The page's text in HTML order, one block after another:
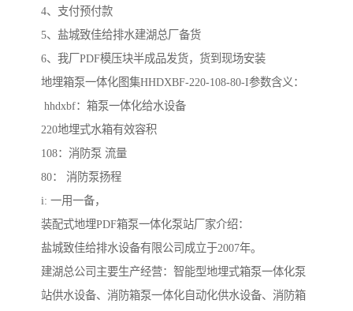
4、支付预付款
5、盐城致佳给排水建湖总厂备货
6、我厂PDF模压块半成品发货，货到现场安装
地埋箱泵一体化图集HHDXBF-220-108-80-I参数含义：
hhdxbf：箱泵一体化给水设备
220地埋式水箱有效容积
108：消防泵 流量
80： 消防泵扬程
i: 一用一备，
装配式地埋PDF箱泵一体化泵站厂家介绍：
盐城致佳给排水设备有限公司成立于2007年。
建湖总公司主要生产经营：智能型地埋式箱泵一体化泵
站供水设备、消防箱泵一体化自动化供水设备、消防箱